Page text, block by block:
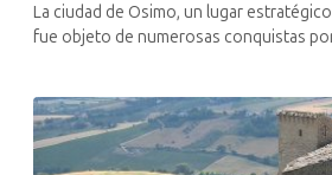
La ciudad de Osimo, un lugar
fue objeto de numerosas conquistas